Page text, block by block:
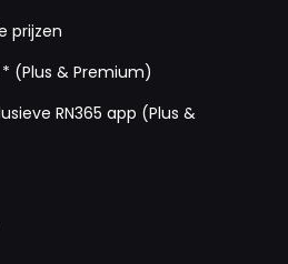
prijzen
(Plus & Premium)
RN365 app (Plus &